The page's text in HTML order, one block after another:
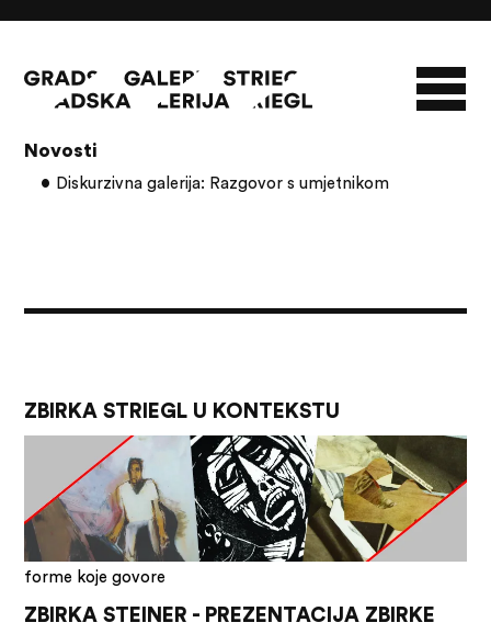
O GALERIJI
Novosti
Diskurzivna galerija: Razgovor s umjetnikom
ZBIRKA STRIEGL U KONTEKSTU
forme koje govore
ZBIRKA STEINER - PREZENTACIJA ZBIRKE